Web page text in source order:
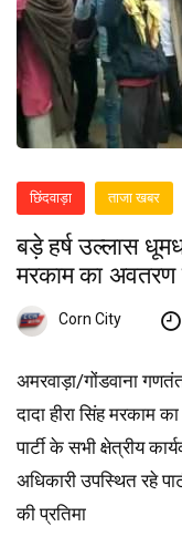
छिंदवाड़ा ताजा खबर
बड़े हर्ष उल्लास
मरकाम का अवतरण
Corn City
अमरवाड़ा/गोंडवाना
दादा हीरा सिंह मरकाम
पार्टी के सभी क्षेत्रीय
अधिकारी उपस्थित रहे
की प्रतिमा